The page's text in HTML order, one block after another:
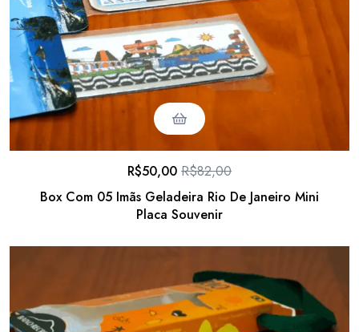
Box Com 05 Imãs Geladeira Rio De Janeiro Mini
Placa Souvenir
R$82,00
R$50,00